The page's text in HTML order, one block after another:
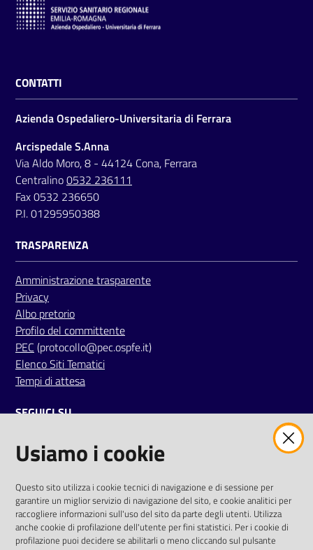
CONTATTI
Azienda Ospedaliero-Universitaria di Ferrara
Arcispedale S.Anna
Via Aldo Moro, 8 - 44124 Cona, Ferrara
Centralino0532 236111
Fax 0532 236650
P.I. 01295950388
TRASPARENZA
Amministrazione trasparente
Privacy
Albo pretorio
Profilo del committente
PEC (protocollo@pec.ospfe.it)
Elenco Siti Tematici
Tempi di attesa
SEGUICI SU
twitterfacebookyoutube
AREA DIPENDENTI
Posta Elettronica Aziendale
Cloud aziendale(manuale di istruzioni)
Usiamo i cookie
Questo sito utilizza i cookie tecnici di navigazione e di sessione per
garantire un miglior servizio di navigazione del sito, e cookie analitici per
raccogliere informazioni sull'uso del sito da parte degli utenti. Utilizza
anche cookie di profilazione dell'utente per fini statistici. Per i cookie di
profilazione puoi decidere se abilitarli o meno cliccando sul pulsante